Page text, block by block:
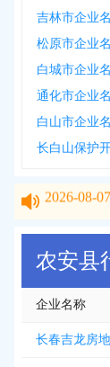
吉林市企业
松原市企业
白城市企业
通化市企业
白山市企业
长白山保护
农安县
企业名称
长春吉龙房